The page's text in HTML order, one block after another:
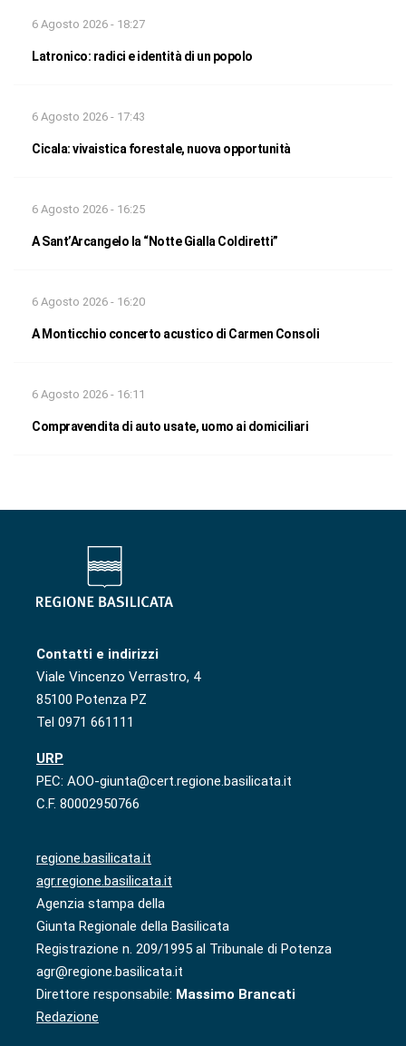
6 Agosto 2026 - 18:27
Latronico: radici e identità di un popolo
6 Agosto 2026 - 17:43
Cicala: vivaistica forestale, nuova opportunità
6 Agosto 2026 - 16:25
A Sant’Arcangelo la “Notte Gialla Coldiretti”
6 Agosto 2026 - 16:20
A Monticchio concerto acustico di Carmen Consoli
6 Agosto 2026 - 16:11
Compravendita di auto usate, uomo ai domiciliari
Contatti e indirizzi
Viale Vincenzo Verrastro, 4
85100 Potenza PZ
Tel 0971 661111
URP
PEC: AOO-giunta@cert.regione.basilicata.it
C.F. 80002950766
regione.basilicata.it
agr.regione.basilicata.it
Agenzia stampa della
Giunta Regionale della Basilicata
Registrazione n. 209/1995 al Tribunale di Potenza
agr@regione.basilicata.it
Direttore responsabile: Massimo Brancati
Redazione